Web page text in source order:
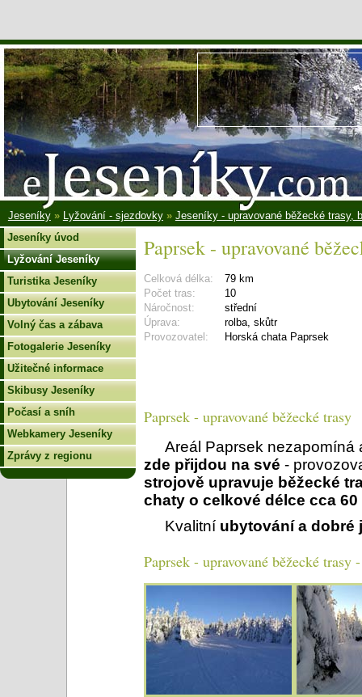
Jeseníky» Lyžování - sjezdovky» Jeseníky - upravované běžecké trasy,
Paprsek - upravované
Celková délka:
79 km
Počet tras:
10
Náročnost:
střední
Úprava:
rolba, skůtr
Provozovatel:
Horská chata Paprsek
Paprsek - upravované běžecké trasy
Areál Paprsek nezapomíná
zde přijdou na své -
strojově upravuje běžecké
chaty o celkové délce cca 60
Kvalitní ubytování a dobré
Paprsek - upravované běžecké trasy
Jeseníky úvod
Lyžování Jeseníky
Turistika Jeseníky
Ubytování Jeseníky
Volný čas a zábava
Fotogalerie Jeseníky
Užitečné informace
Skibusy Jeseníky
Počasí a sníh
Webkamery Jeseníky
Zprávy z regionu